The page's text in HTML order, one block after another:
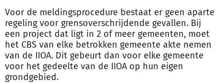
Voor de meldingsprocedure bestaat er geen aparte
regeling voor grensoverschrijdende gevallen. Bij
een project dat ligt in 2 of meer gemeenten, moet
het CBS van elke betrokken gemeente akte nemen
van de IIOA. Dit gebeurt dan voor elke gemeente
voor het gedeelte van de IIOA op hun eigen
grondgebied.